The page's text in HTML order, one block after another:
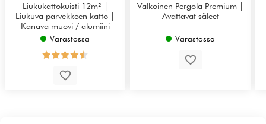
Liukukattokuisti 12m² |
Liukuva parvekkeen katto |
Kanava muovi / alumiini
Varastossa
Valkoinen Pergola Premium |
Avattavat säleet
Varastossa